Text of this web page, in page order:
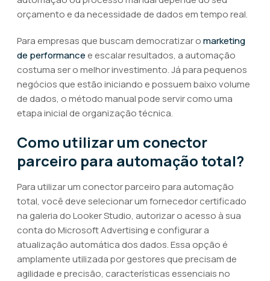
orçamento e da necessidade de dados em tempo real.
Para empresas que buscam democratizar omarketing
de performance e escalar resultados, a automação
costuma ser o melhor investimento. Já para pequenos
negócios que estão iniciando e possuem baixo volume
de dados, o método manual pode servir como uma
etapa inicial de organização técnica.
Como utilizar um conector
parceiro para automação total?
Para utilizar um conector parceiro para automação
total, você deve selecionar um fornecedor certificado
na galeria do Looker Studio, autorizar o acesso à sua
conta do Microsoft Advertising e configurar a
atualização automática dos dados. Essa opção é
amplamente utilizada por gestores que precisam de
agilidade e precisão, características essenciais no